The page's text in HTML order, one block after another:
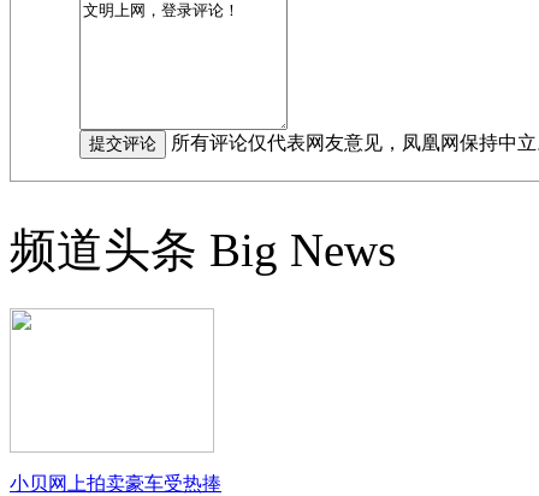
所有评论仅代表网友意见，凤凰网保持中
频道头条 Big News
小贝网上拍卖豪车受热捧